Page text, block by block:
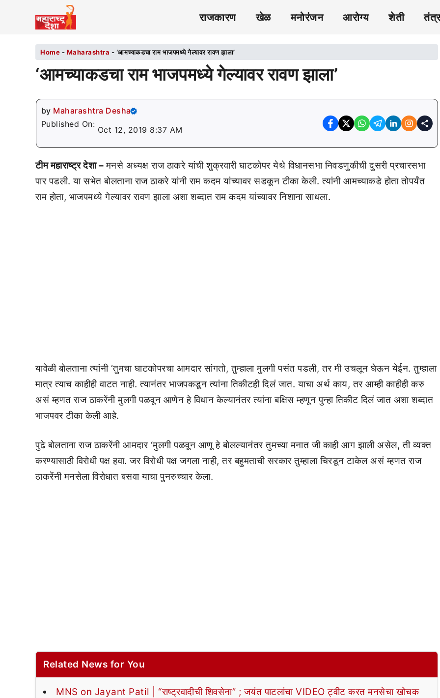
राजकारण खेळ मनोरंजन आरोग्य शेती
Home - Maharashtra - ‘आमच्याकडचा राम भाजपमध्ये गेल्यावर रावण झाला’
‘आमच्याकडचा राम भाजपमध्ये गेल्यावर रावण झाला’
by Maharashtra Desha
Published On:
Oct 12, 2019 8:37 AM
टीम महाराष्ट्र देशा –मनसे अध्यक्ष राज ठाकरे यांची शुक्रवारी घाटकोपर येथे विधानसभा निवडणुकीची दुसरी प्रचारसभा
पार पडली. या सभेत बोलताना राज ठाकरे यांनी राम कदम यांच्यावर सडकून टीका केली. त्यांनी आमच्याकडे होता तोपर्यंत
राम होता, भाजपमध्ये गेल्यावर रावण झाला अशा शब्दात राम कदम यांच्यावर निशाना साधला.
यावेळी बोलताना त्यांनी ‘तुमचा घाटकोपरचा आमदार सांगतो, तुम्हाला मुलगी पसंत पडली, तर मी उचलून घेऊन येईन. तुम्हाला
मात्र त्याच काहीही वाटत नाही. त्यानंतर भाजपकडून त्यांना तिकीटही दिलं जात. याचा अर्थ काय, तर आम्ही काहीही करु
असं म्हणत राज ठाकरेंनी मुलगी पळवून आणेन हे विधान केल्यानंतर त्यांना बक्षिस म्हणून पुन्हा तिकीट दिलं जात अशा शब्दात
भाजपवर टीका केली आहे.
पुढे बोलताना राज ठाकरेंनी आमदार ‘मुलगी पळवून आणू हे बोलल्यानंतर तुमच्या मनात जी काही आग झाली असेल, ती व्यक्त
करण्यासाठी विरोधी पक्ष हवा. जर विरोधी पक्ष जगला नाही, तर बहुमताची सरकार तुम्हाला चिरडून टाकेल असं म्हणत राज
ठाकरेंनी मनसेला विरोधात बसवा याचा पुनरुच्चार केला.
Related News for You
MNS on Jayant Patil | “राष्ट्रवादीची शिवसेना” ; जयंत पाटलांचा VIDEO ट्वीट करत मनसेचा खोचक